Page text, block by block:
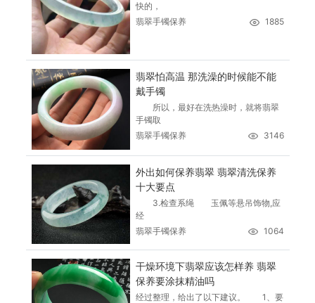
快的，
翡翠手镯保养
1885
翡翠怕高温 那洗澡的时候能不能
戴手镯
所以，最好在洗热澡时，就将翡翠
手镯取
翡翠手镯保养
3146
外出如何保养翡翠 翡翠清洗保养
十大要点
3.检查系绳 玉佩等悬吊饰物,应
经
翡翠手镯保养
1064
干燥环境下翡翠应该怎样养 翡翠
保养要涂抹精油吗
经过整理，给出了以下建议。 1、要